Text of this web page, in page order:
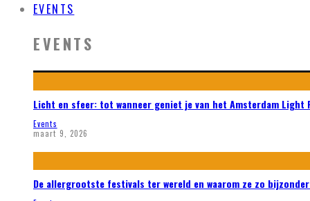
EVENTS
EVENTS
Licht en sfeer: tot wanneer geniet je van het Amsterdam Light
Events
maart 9, 2026
De allergrootste festivals ter wereld en waarom ze zo